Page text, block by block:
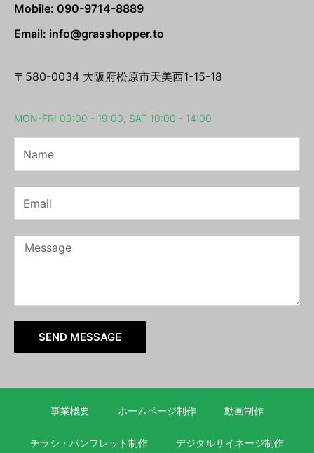
Mobile: 090-9714-8889
Email: info@grasshopper.to
〒580-0034 大阪府松原市天美西1-15-18
MON-FRI 09:00 - 19:00, SAT 10:00 - 14:00
Message
SEND MESSAGE
事業概要 ホームページ制作 動画制作
チラシ・パンフレット制作 デジタルサイネージ制作